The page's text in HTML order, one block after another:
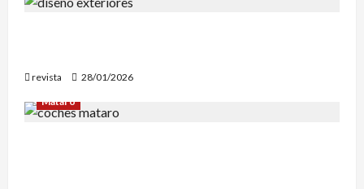
revista
28/01/2026
Mataró